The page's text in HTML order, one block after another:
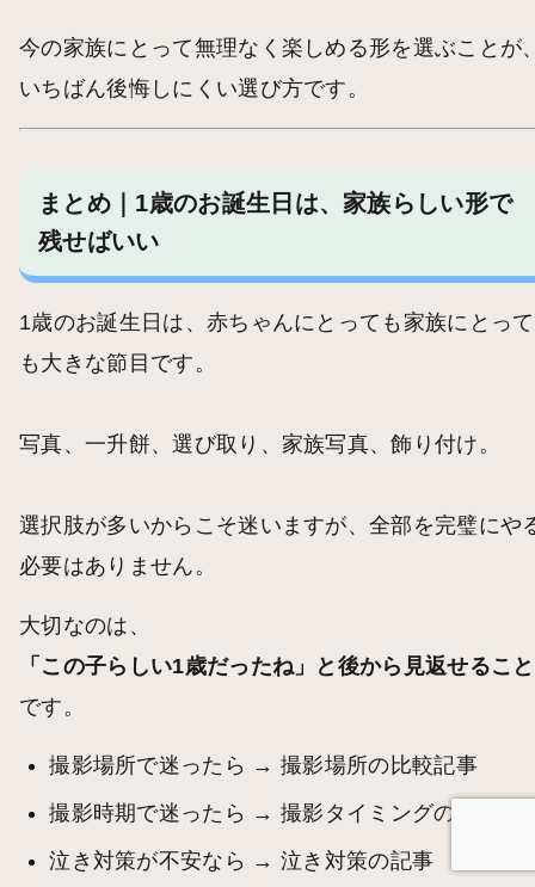
今の家族にとって無理なく楽しめる形を選ぶことが
いちばん後悔しにくい選び方です。
まとめ｜1歳のお誕生日は、家族らしい形で
残せばいい
1歳のお誕生日は、赤ちゃんにとっても家族にとって
も大きな節目です。
写真、一升餅、選び取り、家族写真、飾り付け。
選択肢が多いからこそ迷いますが、全部を完璧にや
必要はありません。
大切なのは、
「この子らしい1歳だったね」と後から見返せること
です。
撮影場所で迷ったら →撮影場所の比較記事
撮影時期で迷ったら →撮影タイミングの記事
泣き対策が不安なら →泣き対策の記事